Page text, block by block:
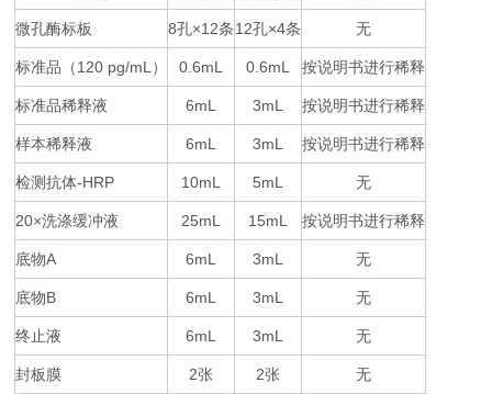
微孔酶标板 8孔×12条 12孔×4条 无
标准品（120 pg/mL ） 0.6mL 0.6mL 按说明书进行稀释
标准品稀释液 6mL 3mL 按说明书进行稀释
样本稀释液 6mL 3mL 按说明书进行稀释
检测抗体-HRP 10mL 5mL 无
20×洗涤缓冲液 25mL 15mL 按说明书进行稀释
底物A 6mL 3mL 无
底物B 6mL 3mL 无
终止液 6mL 3mL 无
封板膜 2张 2张 无